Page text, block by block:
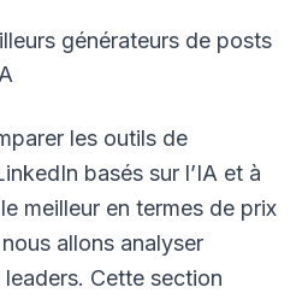
générateurs de posts
les outils de
basés sur l’IA et à
meilleur en termes de prix
allons analyser
Cette section